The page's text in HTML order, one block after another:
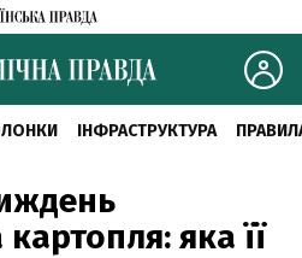
ІНФРАСТРУКТУРА
яка її